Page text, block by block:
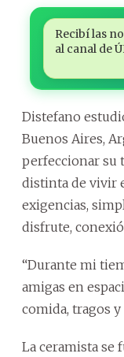
Recibí las
al canal de
Distefano
Buenos Aires,
perfeccionar su
distinta de vivir
exigencias,
disfrute,
“Durante mi
amigas en
comida, tragos y
La ceramista se